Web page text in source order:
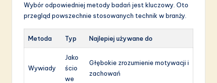
Wybór odpowiedniej metody badań jest kluczowy. Oto
przegląd powszechnie stosowanych technik w branży.
Metoda Typ Najlepiej używane do
Wywiady
Jako
ścio
we
Głębokie zrozumienie motywacji i
zachowań